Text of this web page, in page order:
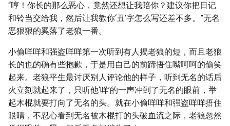
“哼！你长的那么恶心，竟然还想让我陪你？建议你把日记
和铃当交给我，然后让我教你‘丑’字怎么写还差不多。”无名
恶狠狠的奚落了老狼一番。
小偷咩咩和强盗咩咩第一次听到有人揭老狼的短，而且老狼
长的也的确有些抱歉，于是用自己的前蹄捂住嘴呵呵的偷笑
起来。老狼平生最讨厌别人评论他的样子，听到无名的话后
火立刻就起来了，只听他‘咩’的一声冲到了无名的眼前，举
起木棍就要打向了无名的头。就在小偷咩咩和强盗咩咩捂住
眼睛，不忍心看到无名被木棍打的头破血流之际，老狼忽然